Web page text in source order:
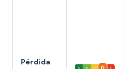
Pérdida